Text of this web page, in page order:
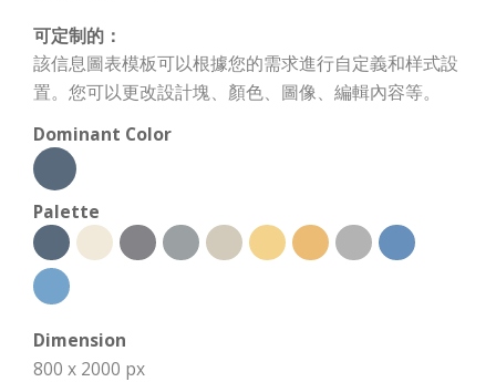
可定制的：
該信息圖表模板可以根據您的需求進行自定義和样式設
置。您可以更改設計塊、顏色、圖像、編輯內容等。
Dominant Color
Palette
Dimension
800 x 2000 px